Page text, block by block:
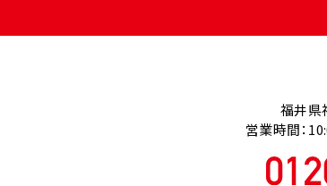
福井県
営業時間：